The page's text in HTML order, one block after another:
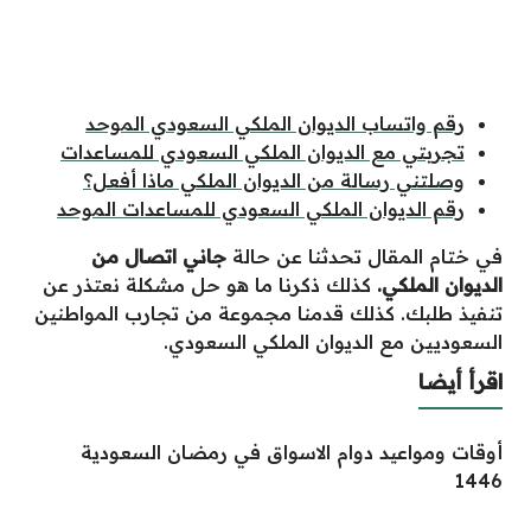
رقم واتساب الديوان الملكي السعودي الموحد
تجربتي مع الديوان الملكي السعودي للمساعدات
وصلتني رسالة من الديوان الملكي ماذا أفعل؟
رقم الديوان الملكي السعودي للمساعدات الموحد
في ختام المقال تحدثنا عن حالة جاني اتصال من
الديوان الملكي. كذلك ذكرنا ما هو حل مشكلة نعتذر عن
تنفيذ طلبك. كذلك قدمنا مجموعة من تجارب المواطنين
السعوديين مع الديوان الملكي السعودي.
اقرأ أيضا
أوقات ومواعيد دوام الاسواق في رمضان السعودية
1446